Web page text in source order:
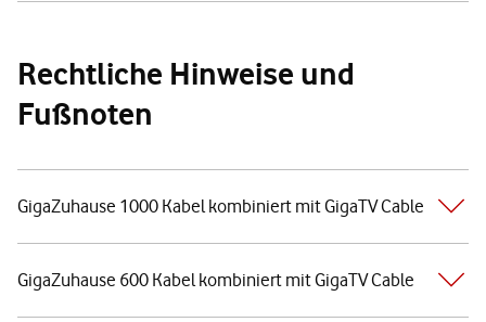
Rechtliche Hinweise und
Fußnoten
GigaZuhause 1000 Kabel kombiniert mit GigaTV Cable
GigaZuhause 600 Kabel kombiniert mit GigaTV Cable